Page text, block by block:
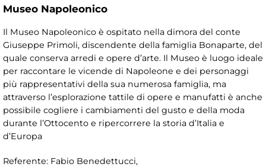
Museo Napoleonico
Il Museo Napoleonico è ospitato nella dimora del conte
Giuseppe Primoli, discendente della famiglia Bonaparte, del
quale conserva arredi e opere d’arte. Il Museo è luogo ideale
per raccontare le vicende di Napoleone e dei personaggi
più rappresentativi della sua numerosa famiglia, ma
attraverso l’esplorazione tattile di opere e manufatti è anche
possibile cogliere i cambiamenti del gusto e della moda
durante l’Ottocento e ripercorrere la storia d’Italia e
d’Europa
Referente: Fabio Benedettucci,